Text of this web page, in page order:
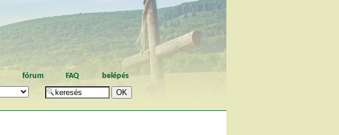
fórum FAQ belépés